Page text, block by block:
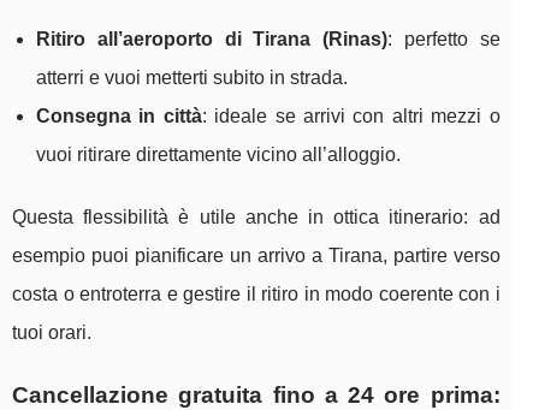
Ritiro all’aeroporto di Tirana (Rinas): perfetto se
atterri e vuoi metterti subito in strada.
Consegna in città: ideale se arrivi con altri mezzi o
vuoi ritirare direttamente vicino all’alloggio.
Questa flessibilità è utile anche in ottica itinerario: ad
esempio puoi pianificare un arrivo a Tirana, partire verso
costa o entroterra e gestire il ritiro in modo coerente con i
tuoi orari.
Cancellazione gratuita fino a 24 ore prima: